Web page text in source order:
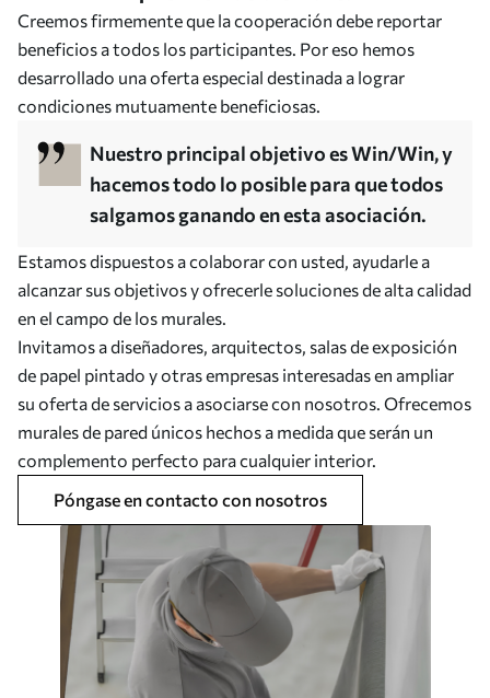
Creemos firmemente que la cooperación debe reportar
beneficios a todos los participantes. Por eso hemos
desarrollado una oferta especial destinada a lograr
condiciones mutuamente beneficiosas.
Nuestro principal objetivo es Win/Win, y
hacemos todo lo posible para que todos
salgamos ganando en esta asociación.
Estamos dispuestos a colaborar con usted, ayudarle a
alcanzar sus objetivos y ofrecerle soluciones de alta calidad
en el campo de los murales.
Invitamos a diseñadores, arquitectos, salas de exposición
de papel pintado y otras empresas interesadas en ampliar
su oferta de servicios a asociarse con nosotros. Ofrecemos
murales de pared únicos hechos a medida que serán un
complemento perfecto para cualquier interior.
Póngase en contacto con nosotros